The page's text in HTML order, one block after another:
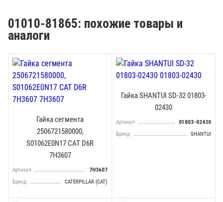
01010-81865: похожие товары и
аналоги
Гайка сегмента
2506721580000,
S01062E0N17 CAT D6R
7H3607
Артикул
7H3607
Бренд
CATERPILLAR (CAT)
Гайка SHANTUI SD-32 01803-
02430
Артикул
01803-02430
Бренд
SHANTUI